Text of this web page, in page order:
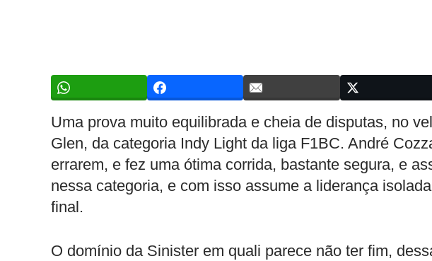
Uma prova muito equilibrada e cheia de disputas, no
Glen, da categoria Indy Light da liga F1BC. André
errarem, e fez uma ótima corrida, bastante segura, e
nessa categoria, e com isso assume a liderança
final.
O domínio da Sinister em quali parece não ter fim,